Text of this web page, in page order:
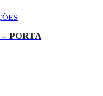
PORTA